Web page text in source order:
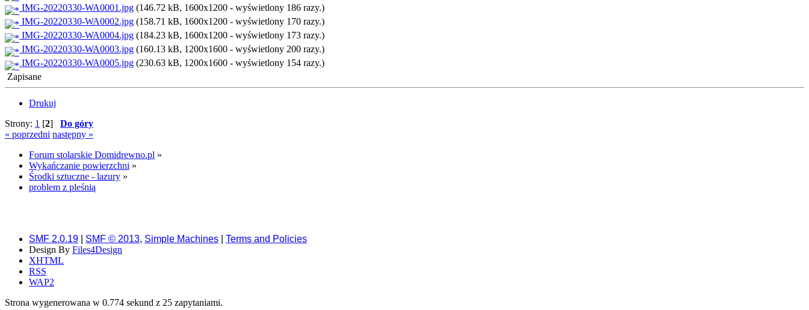
IMG-20220330-WA0001.jpg (146.72 kB, 1600x1200 - wyświetlony 186 razy.)
IMG-20220330-WA0002.jpg (158.71 kB, 1600x1200 - wyświetlony 170 razy.)
IMG-20220330-WA0004.jpg (184.23 kB, 1600x1200 - wyświetlony 173 razy.)
IMG-20220330-WA0003.jpg (160.13 kB, 1200x1600 - wyświetlony 200 razy.)
IMG-20220330-WA0005.jpg (230.63 kB, 1200x1600 - wyświetlony 154 razy.)
Zapisane
Drukuj
Strony: 1 [2] Do góry
« poprzedni następny »
Forum stolarskie Domidrewno.pl »
Wykańczanie powierzchni »
Środki sztuczne - lazury »
problem z pleśnią
SMF 2.0.19 SMF © 2013, Simple Machines
Terms and Policies
Design By Files4Design
XHTML
RSS
WAP2
Strona wygenerowana w 0.774 sekund z 25 zapytaniami.